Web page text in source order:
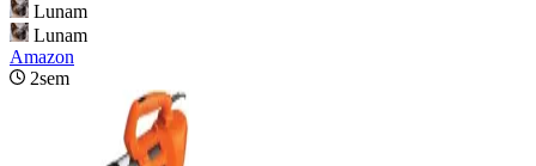
Lunam
Lunam
Amazon
2sem